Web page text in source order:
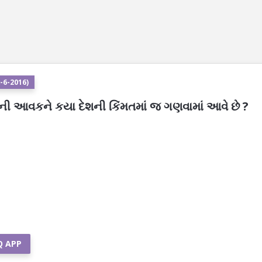
2016)
આવકને કયા દેશની કિંમતમાં જ ગણવામાં આવે છે ?
APP